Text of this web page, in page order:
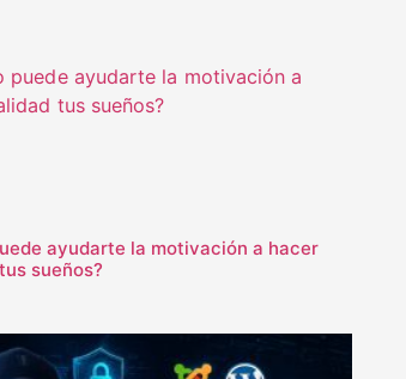
ayudarte la motivación a hacer
sueños?